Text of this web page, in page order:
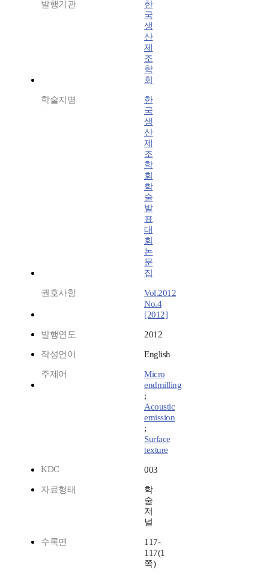
발행기관
한
국
생
산
제
조
학
회
학술지명
한
국
생
산
제
조
학
회
학
술
발
표
대
회
논
문
집
권호사항
Vol.2012
No.4
[2012]
발행연도 2012
작성언어 English
주제어
Micro
endmilling
;
Acoustic
emission
;
Surface
texture
KDC
003
자료형태
학
술
저
널
수록면
117-
117(1
쪽)